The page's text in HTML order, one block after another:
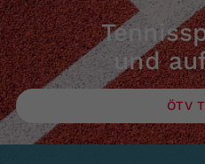
und
ÖTV